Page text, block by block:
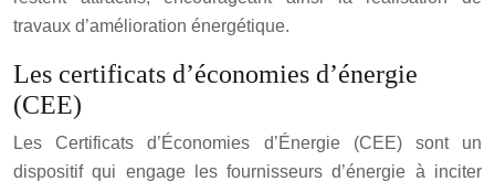
travaux d’amélioration énergétique.
Les certificats d’économies d’énergie
(CEE)
Les Certificats d’Économies d’Énergie (CEE) sont un
dispositif qui engage les fournisseurs d’énergie à inciter